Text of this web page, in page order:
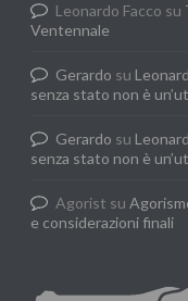
Leonardo Facco su
Ventennale
Gerardo su
senza stato non è
Gerardo su
senza stato non è
Agorist su
e considerazioni finali